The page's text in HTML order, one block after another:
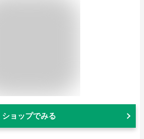
ショップでみる